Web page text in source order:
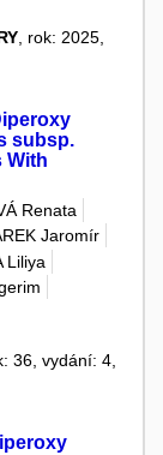
, rok: 2025,
subsp.
With
Renata
Jaromír
Liliya
36, vydání: 4,